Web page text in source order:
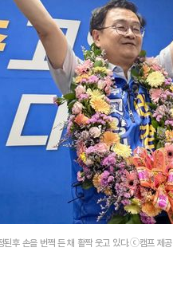
후 손을 번쩍 든 채 활짝 웃고 있다.ⓒ캠프 제공